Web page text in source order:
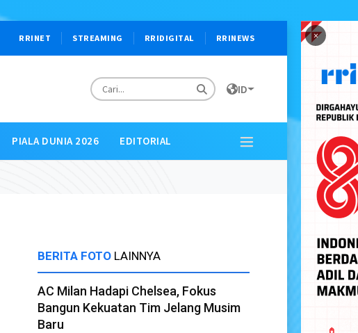
×
RRINET STREAMING RRIDIGITAL RRINEWS
ID
PIALA DUNIA 2026 EDITORIAL
BERITA FOTO LAINNYA
AC Milan Hadapi Chelsea, Fokus
Bangun Kekuatan Tim Jelang Musim
Baru